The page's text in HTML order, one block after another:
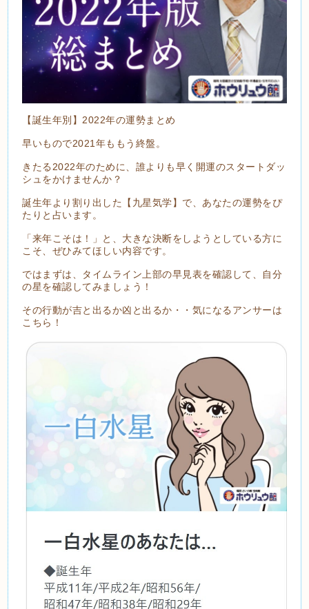
【誕生年別】2022年の運勢まとめ
早いもので2021年ももう終盤。
きたる2022年のために、誰よりも早く開運のスタートダッ
シュをかけませんか？
誕生年より割り出した【九星気学】で、あなたの運勢をぴ
たりと占います。
「来年こそは！」と、大きな決断をしようとしている方に
こそ、ぜひみてほしい内容です。
ではまずは、タイムライン上部の早見表を確認して、自分
の星を確認してみましょう！
その行動が吉と出るか凶と出るか・・気になるアンサーは
こちら！